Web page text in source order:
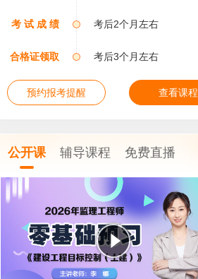
考 试 成 绩 考后2个月左右
合格证领取 考后3个月左右
预约报考提醒 查看课程
公开课 辅导课程 免费直播